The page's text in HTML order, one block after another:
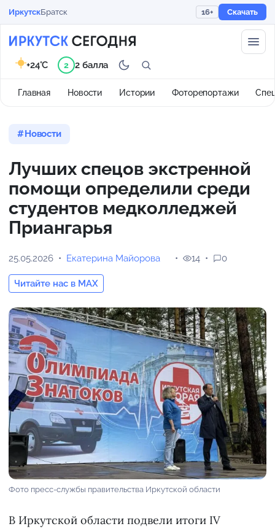
ИркутскБратск 16+ Скачать
Главная Новости Истории Фоторепортажи
+24°C 2 2 балла
Новости
Лучших спецов экстренной
помощи определили среди
студентов медколледжей
Приангарья
25.05.2026 Екатерина Майорова
Читайте нас в MAX
14 0
Фото пресс-службы правительства Иркутской области
В Иркутской области подвели итоги IV